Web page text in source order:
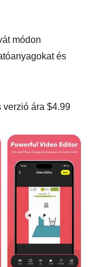
módon
és
verzió ára $4.99